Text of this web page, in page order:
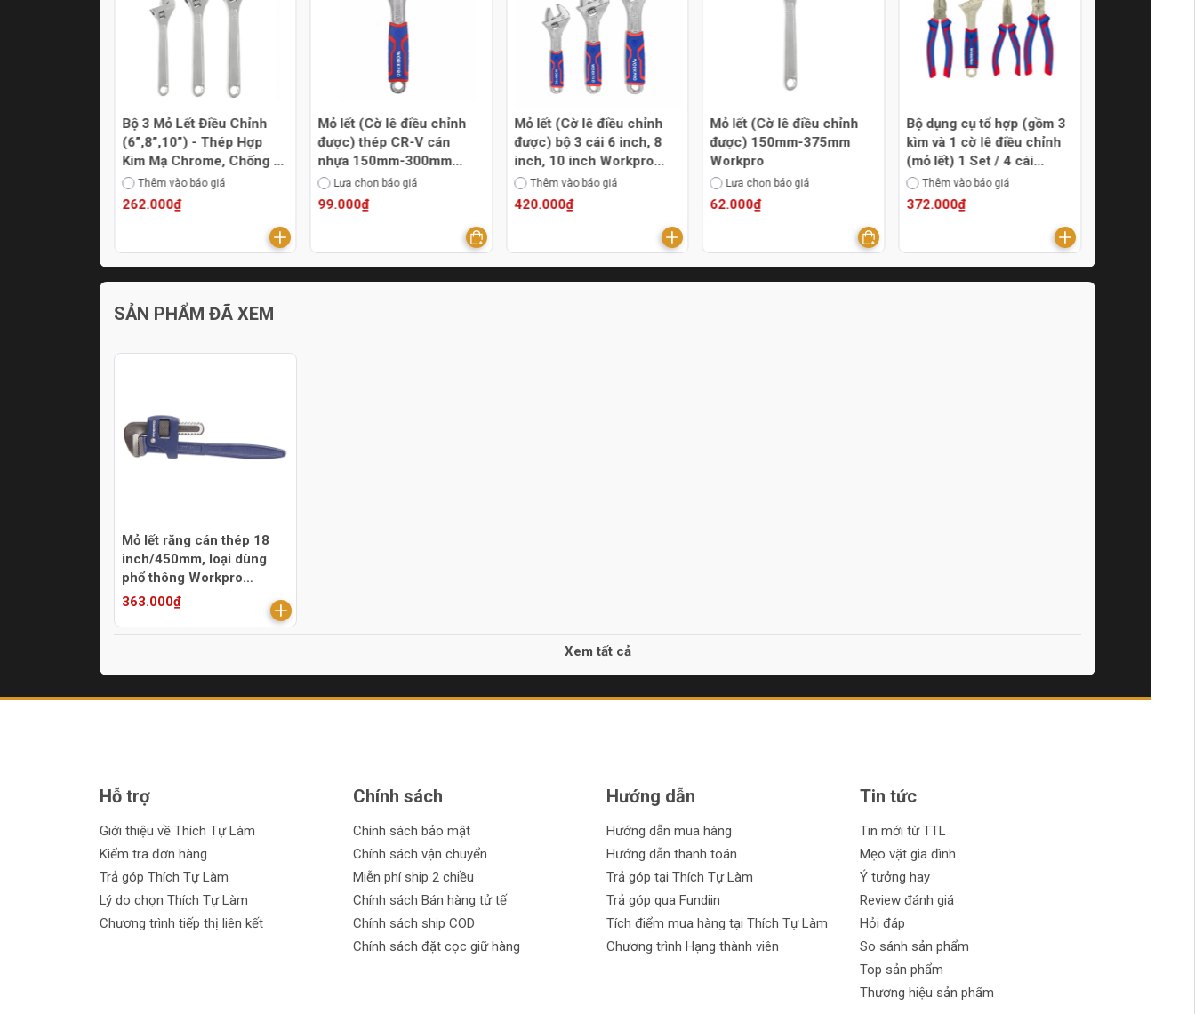
Bộ 3 Mỏ Lết Điều Chỉnh
(6”,8”,10”) - Thép Hợp
Kim Mạ Chrome, Chống Gỉ
WORKPRO WP202514
Thêm vào báo giá
262.000₫
Mỏ lết (Cờ lê điều chỉnh
được) thép CR-V cán
nhựa 150mm-300mm
Workpro
Lựa chọn báo giá
99.000₫
Mỏ lết (Cờ lê điều chỉnh
được) bộ 3 cái 6 inch, 8
inch, 10 inch Workpro
WP202515
Thêm vào báo giá
420.000₫
Mỏ lết (Cờ lê điều chỉnh
được) 150mm-375mm
Workpro
Lựa chọn báo giá
62.000₫
Bộ dụng cụ tổ hợp (gồm 3
kìm và 1 cờ lê điều chỉnh
(mỏ lết) 1 Set / 4 cái
Workpro WP201009
Thêm vào báo giá
372.000₫
SẢN PHẨM ĐÃ XEM
Mỏ lết răng cán thép 18
inch/450mm, loại dùng
phổ thông Workpro
W102003
363.000₫
Xem tất cả
Hỗ trợ
Giới thiệu về Thích Tự Làm
Kiểm tra đơn hàng
Trả góp Thích Tự Làm
Lý do chọn Thích Tự Làm
Chương trình tiếp thị liên kết
Chính sách
Chính sách bảo mật
Chính sách vận chuyển
Miễn phí ship 2 chiều
Chính sách Bán hàng tử tế
Chính sách ship COD
Chính sách đặt cọc giữ hàng
Hướng dẫn
Hướng dẫn mua hàng
Hướng dẫn thanh toán
Trả góp tại Thích Tự Làm
Trả góp qua Fundiin
Tích điểm mua hàng tại Thích Tự Làm
Chương trình Hạng thành viên
Tin tức
Tin mới từ TTL
Mẹo vặt gia đình
Ý tưởng hay
Review đánh giá
Hỏi đáp
So sánh sản phẩm
Top sản phẩm
Thương hiệu sản phẩm